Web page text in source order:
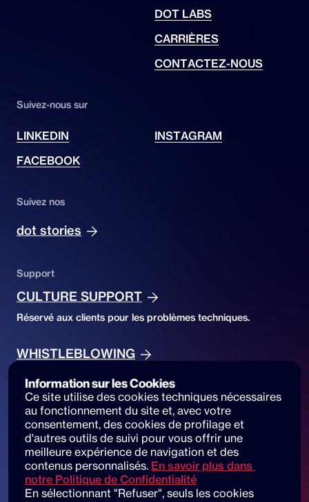
DOT LABS
CARRIÈRES
CONTACTEZ-NOUS
Suivez-nous sur
LINKEDIN
INSTAGRAM
FACEBOOK
Suivez nos
dot stories
Support
CULTURE SUPPORT
Réservé aux clients pour les problèmes techniques.
WHISTLEBLOWING
Accessibility
ACCESSIBILITY DECLARATION
Accessibilité du site et signalements
Information sur les Cookies
Ce site utilise des cookies techniques nécessaires
au fonctionnement du site et, avec votre
consentement, des cookies de profilage et
d'autres outils de suivi pour vous offrir une
meilleure expérience de navigation et des
contenus personnalisés. En savoir plus dans
notre Politique de Confidentialité
En sélectionnant "Refuser", seuls les cookies